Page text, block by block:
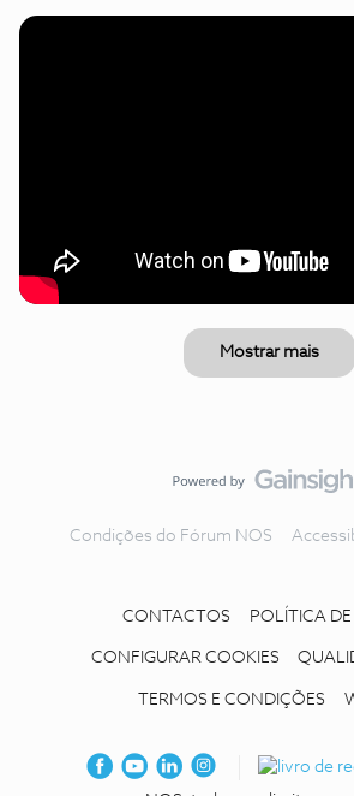
Mostrar mais
Condições do Fórum NOS
CONTACTOS POLÍTICA
CONFIGURAR COOKIES
TERMOS E CONDIÇÕES